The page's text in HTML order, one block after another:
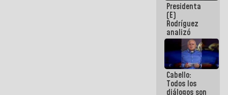
encuentro
presencial
para el
diálogo
Presidenta
(E)
Rodríguez
analizó
junto a
gobernadores
planes de
recuperación
del Sistema
Eléctrico
Cabello:
Todos los
diálogos son